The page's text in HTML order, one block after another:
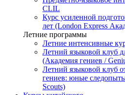
CLIL
Курс усиленной
лет (London Express
Летние программы
Летние интенсивные
Летний языковой клуб
(Академия гениев /
Летний языковой клуб
гениев: юные
Scouts)